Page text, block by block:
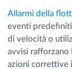
Allarmi della
eventi
di velocità o
avvisi rafforzano
azioni correttive